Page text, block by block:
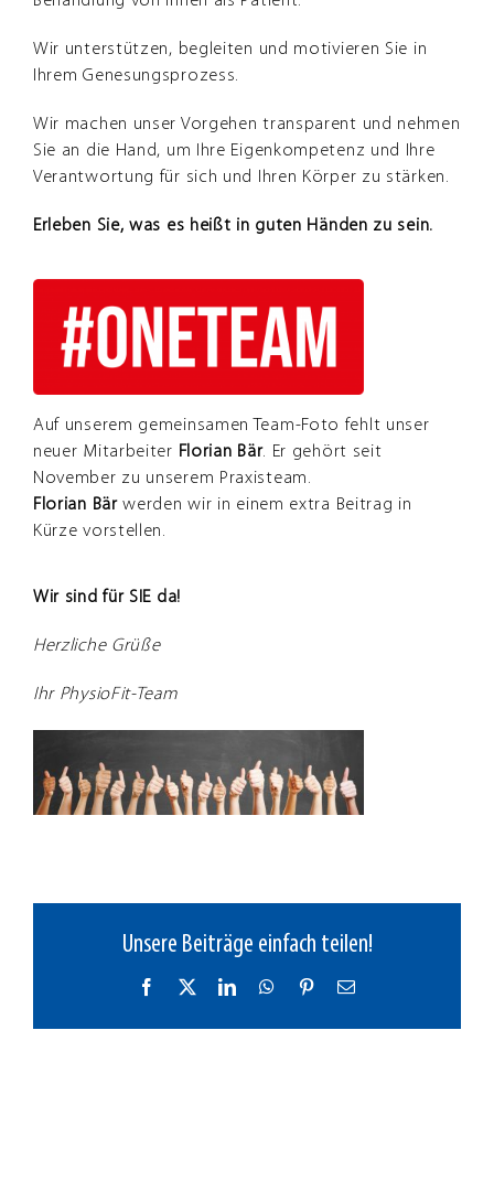
Wir unterstützen, begleiten und motivieren Sie in
Ihrem Genesungsprozess.
Wir machen unser Vorgehen transparent und nehmen
Sie an die Hand, um Ihre Eigenkompetenz und Ihre
Verantwortung für sich und Ihren Körper zu stärken.
Erleben Sie, was es heißt in guten Händen zu sein.
Auf unserem gemeinsamen Team-Foto fehlt unser
neuer Mitarbeiter Florian Bär. Er gehört seit
November zu unserem Praxisteam.
Florian Bärwerden wir in einem extra Beitrag in
Kürze vorstellen.
Wir sind für SIE da!
Herzliche Grüße
Ihr PhysioFit-Team
Unsere Beiträge einfach teilen!
Facebook LinkedInWhatsApp
Pinterest